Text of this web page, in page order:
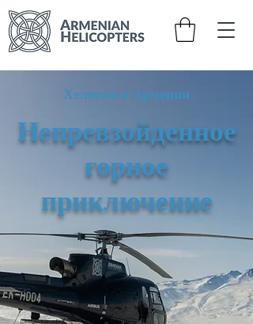
Хелиски в Армении
Непревзойденное
горное
приключение